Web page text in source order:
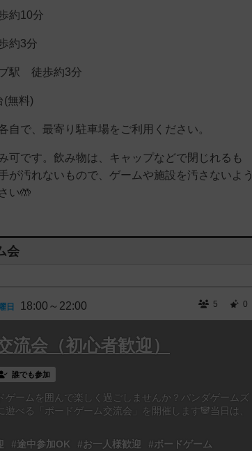
約10分
約3分
ブ駅 徒歩約3分
(無料)
自で、最寄り駐車場をご利用ください。
可です。飲み物は、キャップなどで閉じれるも
が汚れないもので、ゲームや施設を汚さないよう
い🤲
会
日 18:00～22:00 5 0
流会（初心者歓迎）
誰でも参加
ゲームを囲んで楽しく過ごしませんか？パンダゲームズ
べる「ボードゲーム交流会」を開催します🐼当日は、
#途中参加OK #お一人様歓迎
#ボードゲーム